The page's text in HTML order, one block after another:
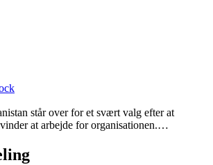
står over for et svært valg efter at
at arbejde for organisationen.…